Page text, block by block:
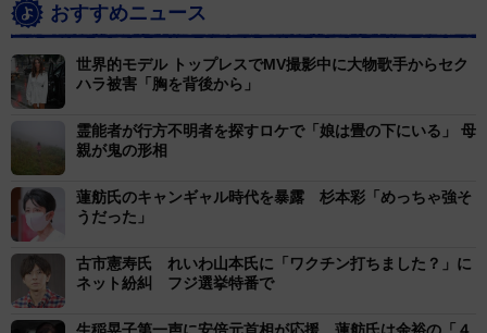
Start ＆ Let' Try ❗
NEW
おすすめニュース
世界的モデル トップレスでMV撮影中に大物歌手からセク
ハラ被害「胸を背後から」
霊能者が行方不明者を探すロケで「娘は畳の下にいる」 母
親が鬼の形相
蓮舫氏のキャンギャル時代を暴露 杉本彩「めっちゃ強そ
うだった」
古市憲寿氏 れいわ山本氏に「ワクチン打ちました？」に
ネット紛糾 フジ選挙特番で